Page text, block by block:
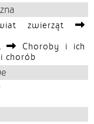
zwierząt
Choroby i ich
chorób